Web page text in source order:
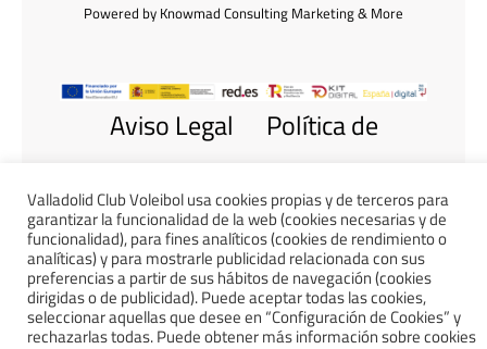
Powered by Knowmad Consulting Marketing & More
Aviso Legal
Política de
Declaración de Accesibilidad
Valladolid Club Voleibol usa cookies propias y de terceros para
garantizar la funcionalidad de la web (cookies necesarias y de
funcionalidad), para fines analíticos (cookies de rendimiento o
analíticas) y para mostrarle publicidad relacionada con sus
preferencias a partir de sus hábitos de navegación (cookies
dirigidas o de publicidad). Puede aceptar todas las cookies,
seleccionar aquellas que desee en “Configuración de Cookies” y
rechazarlas todas. Puede obtener más información sobre cookies